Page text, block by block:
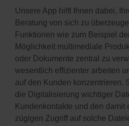
Unsere App hilft Ihnen dabei,
Beratung von sich zu
Funktionen wie zum Beispiel
Möglichkeit multimediale
oder Dokumente zentral zu
wesentlich effizienter arbeiten
auf den Kunden konzentrieren.
die Digitalisierung wichtiger
Kundenkontakte und den damit
zügigen Zugriff auf solche